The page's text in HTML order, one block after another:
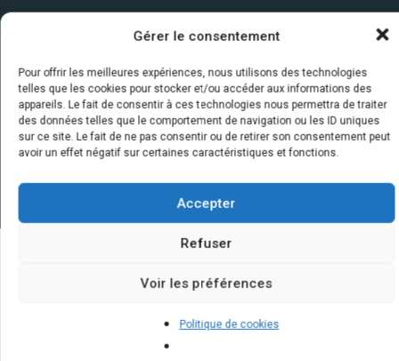
Gérer le consentement
Pour offrir les meilleures expériences, nous utilisons des technologies
telles que les cookies pour stocker et/ou accéder aux informations des
appareils. Le fait de consentir à ces technologies nous permettra de traiter
des données telles que le comportement de navigation ou les ID uniques
sur ce site. Le fait de ne pas consentir ou de retirer son consentement peut
avoir un effet négatif sur certaines caractéristiques et fonctions.
Accepter
Refuser
Voir les préférences
Politique de cookies
Quelques infos sur nos centrales
solaires : questions et réponses